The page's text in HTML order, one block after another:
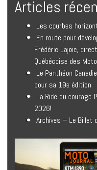
Articles
Les courbes
En route pour
Frédéric Lajoie,
Québécoise des
Le Panthéon
pour sa 19e édition
La Ride du courage
2026!
Archives – Le Billet